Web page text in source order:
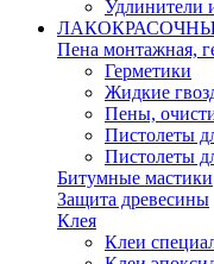
Удлинители
Пена монтажная,
Герметики
Жидкие
Пены,
Пистолеты
Пистолеты
Битумные мастики
Защита древесины
Клея
Клеи